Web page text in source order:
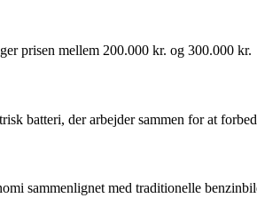
prisen mellem 200.000 kr. og 300.000 kr.
batteri, der arbejder sammen for at
sammenlignet med traditionelle